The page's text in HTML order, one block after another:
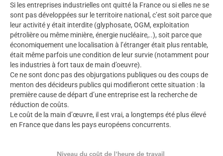
Si les entreprises industrielles ont quitté la France ou si elles ne se
sont pas développées sur le territoire national, c’est soit parce que
leur activité y était interdite (glyphosate, OGM, exploitation
pétrolière ou même minière, énergie nucléaire,..), soit parce que
économiquement une localisation à l’étranger était plus rentable,
était même parfois une condition de leur survie (notamment pour
les industries à fort taux de main d’oeuvre).
Ce ne sont donc pas des objurgations publiques ou des coups de
menton des décideurs publics qui modifieront cette situation : la
première cause de départ d’une entreprise est la recherche de
réduction de coûts.
Le coût de la main d’œuvre, il est vrai, a longtemps été plus élevé
en France que dans les pays européens concurrents.